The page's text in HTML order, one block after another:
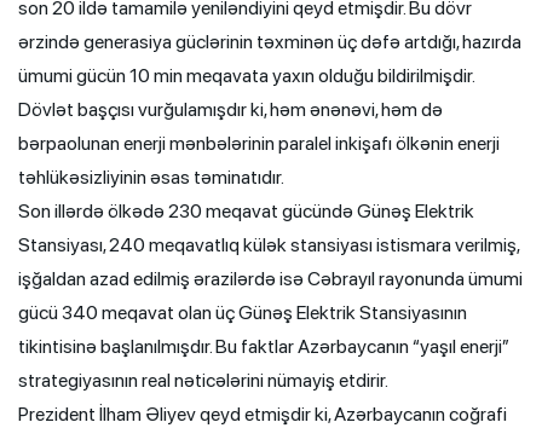
son 20 ildə tamamilə yeniləndiyini qeyd etmişdir. Bu dövr
ərzində generasiya güclərinin təxminən üç dəfə artdığı, hazırda
ümumi gücün 10 min meqavata yaxın olduğu bildirilmişdir.
Dövlət başçısı vurğulamışdır ki, həm ənənəvi, həm də
bərpaolunan enerji mənbələrinin paralel inkişafı ölkənin enerji
təhlükəsizliyinin əsas təminatıdır.
Son illərdə ölkədə 230 meqavat gücündə Günəş Elektrik
Stansiyası, 240 meqavatlıq külək stansiyası istismara verilmiş,
işğaldan azad edilmiş ərazilərdə isə Cəbrayıl rayonunda ümumi
gücü 340 meqavat olan üç Günəş Elektrik Stansiyasının
tikintisinə başlanılmışdır. Bu faktlar Azərbaycanın “yaşıl enerji”
strategiyasının real nəticələrini nümayiş etdirir.
Prezident İlham Əliyev qeyd etmişdir ki, Azərbaycanın coğrafi